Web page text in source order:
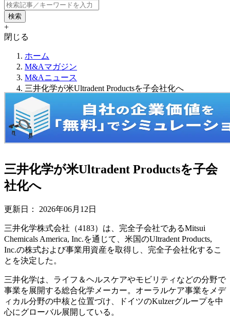
+
閉じる
ホーム
M&Aマガジン
M&Aニュース
三井化学が米Ultradent Productsを子会社化へ
三井化学が米Ultradent Productsを子会
社化へ
更新日： 2026年06月12日
三井化学株式会社（4183）は、完全子会社であるMitsui
Chemicals America, Inc.を通じて、米国のUltradent Products,
Inc.の株式および事業用資産を取得し、完全子会社化するこ
とを決定した。
三井化学は、ライフ＆ヘルスケアやモビリティなどの分野で
事業を展開する総合化学メーカー。オーラルケア事業をメデ
ィカル分野の中核と位置づけ、ドイツのKulzerグループを中
心にグローバル展開している。